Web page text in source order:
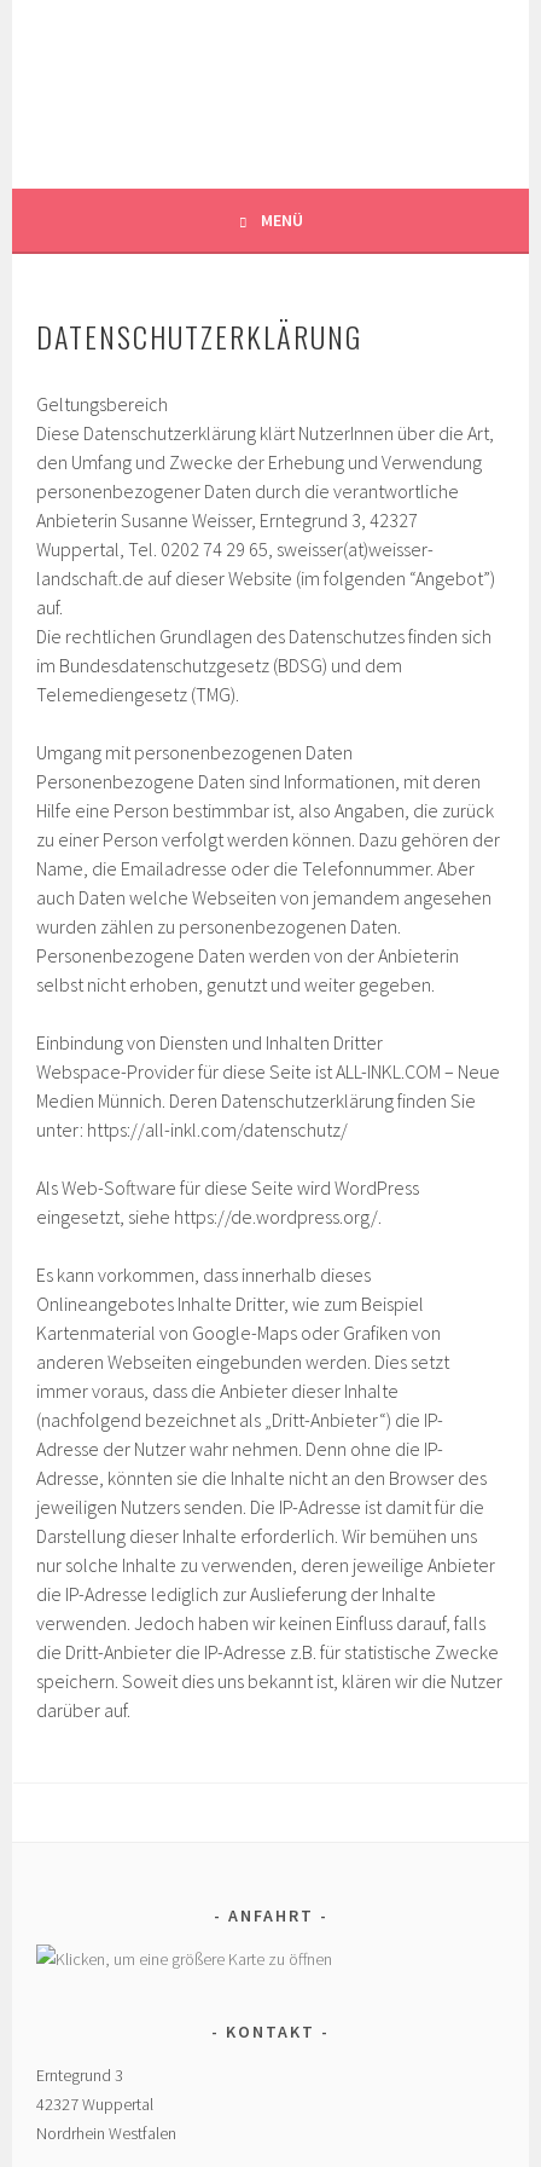
WUPPERTAL
MENÜ
DATENSCHUTZERKLÄRUNG
Geltungsbereich
Diese Datenschutzerklärung klärt NutzerInnen über die Art,
den Umfang und Zwecke der Erhebung und Verwendung
personenbezogener Daten durch die verantwortliche
Anbieterin Susanne Weisser, Erntegrund 3, 42327
Wuppertal, Tel. 0202 74 29 65, sweisser(at)weisser-
landschaft.de auf dieser Website (im folgenden “Angebot”)
auf.
Die rechtlichen Grundlagen des Datenschutzes finden sich
im Bundesdatenschutzgesetz (BDSG) und dem
Telemediengesetz (TMG).
Umgang mit personenbezogenen Daten
Personenbezogene Daten sind Informationen, mit deren
Hilfe eine Person bestimmbar ist, also Angaben, die zurück
zu einer Person verfolgt werden können. Dazu gehören der
Name, die Emailadresse oder die Telefonnummer. Aber
auch Daten welche Webseiten von jemandem angesehen
wurden zählen zu personenbezogenen Daten.
Personenbezogene Daten werden von der Anbieterin
selbst nicht erhoben, genutzt und weiter gegeben.
Einbindung von Diensten und Inhalten Dritter
Webspace-Provider für diese Seite ist ALL-INKL.COM – Neue
Medien Münnich. Deren Datenschutzerklärung finden Sie
unter: https://all-inkl.com/datenschutz/
Als Web-Software für diese Seite wird WordPress
eingesetzt, siehe https://de.wordpress.org/.
Es kann vorkommen, dass innerhalb dieses
Onlineangebotes Inhalte Dritter, wie zum Beispiel
Kartenmaterial von Google-Maps oder Grafiken von
anderen Webseiten eingebunden werden. Dies setzt
immer voraus, dass die Anbieter dieser Inhalte
(nachfolgend bezeichnet als „Dritt-Anbieter“) die IP-
Adresse der Nutzer wahr nehmen. Denn ohne die IP-
Adresse, könnten sie die Inhalte nicht an den Browser des
jeweiligen Nutzers senden. Die IP-Adresse ist damit für die
Darstellung dieser Inhalte erforderlich. Wir bemühen uns
nur solche Inhalte zu verwenden, deren jeweilige Anbieter
die IP-Adresse lediglich zur Auslieferung der Inhalte
verwenden. Jedoch haben wir keinen Einfluss darauf, falls
die Dritt-Anbieter die IP-Adresse z.B. für statistische Zwecke
speichern. Soweit dies uns bekannt ist, klären wir die Nutzer
darüber auf.
ANFAHRT
KONTAKT
Erntegrund 3
42327 Wuppertal
Nordrhein Westfalen